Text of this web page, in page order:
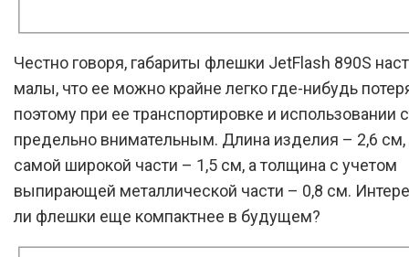
Честно говоря, габариты флешки JetFlash 890S
малы, что ее можно крайне легко где-нибудь
поэтому при ее транспортировке и использовании
предельно внимательным. Длина изделия – 2,6
самой широкой части – 1,5 см, а толщина с учетом
выпирающей металлической части – 0,8 см.
ли флешки еще компактнее в будущем?